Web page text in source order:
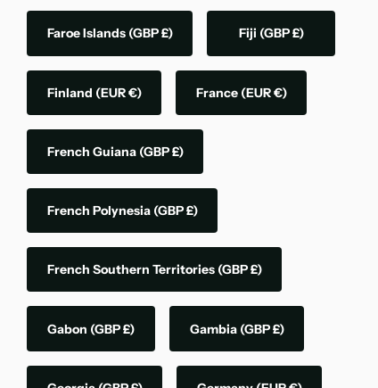
Faroe Islands (GBP £) Fiji (GBP £)
Finland (EUR €) France (EUR €)
French Guiana (GBP £)
French Polynesia (GBP £)
French Southern Territories (GBP £)
Gabon (GBP £) Gambia (GBP £)